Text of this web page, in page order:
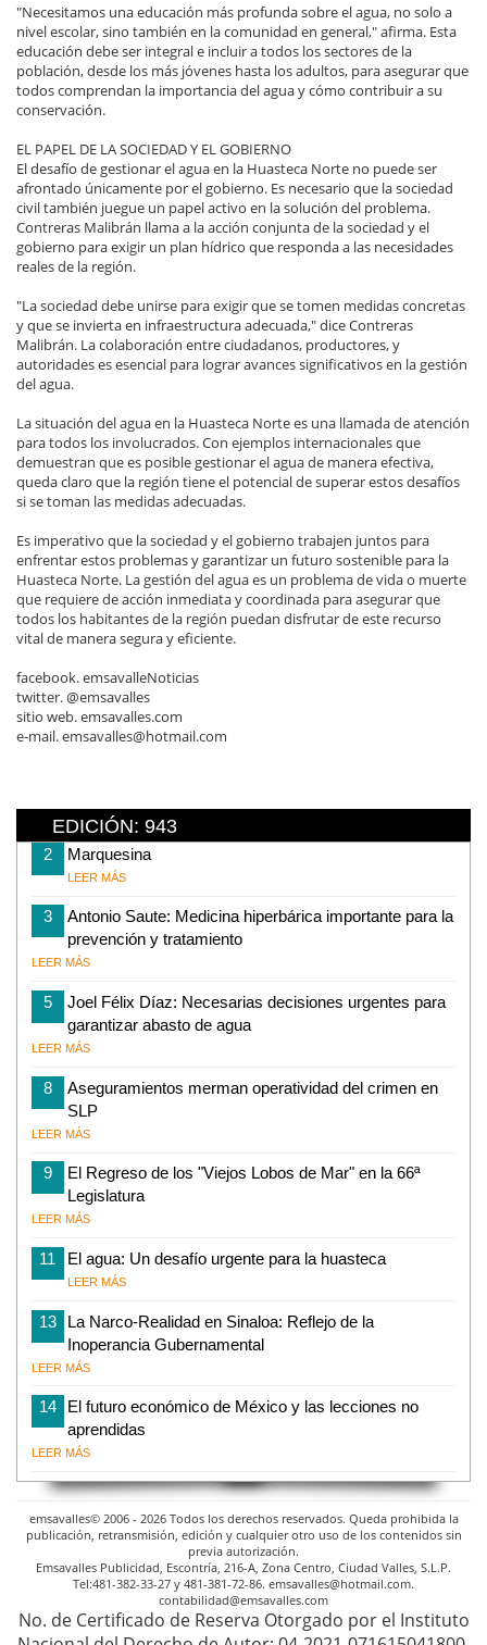
"Necesitamos una educación más profunda sobre el agua, no solo a
nivel escolar, sino también en la comunidad en general," afirma. Esta
educación debe ser integral e incluir a todos los sectores de la
población, desde los más jóvenes hasta los adultos, para asegurar que
todos comprendan la importancia del agua y cómo contribuir a su
conservación.
EL PAPEL DE LA SOCIEDAD Y EL GOBIERNO
El desafío de gestionar el agua en la Huasteca Norte no puede ser
afrontado únicamente por el gobierno. Es necesario que la sociedad
civil también juegue un papel activo en la solución del problema.
Contreras Malibrán llama a la acción conjunta de la sociedad y el
gobierno para exigir un plan hídrico que responda a las necesidades
reales de la región.
"La sociedad debe unirse para exigir que se tomen medidas concretas
y que se invierta en infraestructura adecuada," dice Contreras
Malibrán. La colaboración entre ciudadanos, productores, y
autoridades es esencial para lograr avances significativos en la gestión
del agua.
La situación del agua en la Huasteca Norte es una llamada de atención
para todos los involucrados. Con ejemplos internacionales que
demuestran que es posible gestionar el agua de manera efectiva,
queda claro que la región tiene el potencial de superar estos desafíos
si se toman las medidas adecuadas.
Es imperativo que la sociedad y el gobierno trabajen juntos para
enfrentar estos problemas y garantizar un futuro sostenible para la
Huasteca Norte. La gestión del agua es un problema de vida o muerte
que requiere de acción inmediata y coordinada para asegurar que
todos los habitantes de la región puedan disfrutar de este recurso
vital de manera segura y eficiente.
facebook. emsavalleNoticias
twitter. @emsavalles
sitio web. emsavalles.com
e-mail. emsavalles@hotmail.com
EDICIÓN: 943
2 Marquesina
LEER MÁS
3
Antonio Saute: Medicina hiperbárica importante para la
prevención y tratamiento
LEER MÁS
5
Joel Félix Díaz: Necesarias decisiones urgentes para
garantizar abasto de agua
LEER MÁS
8
Aseguramientos merman operatividad del crimen en
SLP
LEER MÁS
9
El Regreso de los "Viejos Lobos de Mar" en la 66ª
Legislatura
LEER MÁS
11 El agua: Un desafío urgente para la huasteca
LEER MÁS
13
La Narco-Realidad en Sinaloa: Reflejo de la
Inoperancia Gubernamental
LEER MÁS
14
El futuro económico de México y las lecciones no
aprendidas
LEER MÁS
emsavalles© 2006 - 2026 Todos los derechos reservados. Queda prohibida la
publicación, retransmisión, edición y cualquier otro uso de los contenidos sin
previa autorización.
Emsavalles Publicidad, Escontría, 216-A, Zona Centro, Ciudad Valles, S.L.P.
Tel:481-382-33-27 y 481-381-72-86. emsavalles@hotmail.com.
contabilidad@emsavalles.com
No. de Certificado de Reserva Otorgado por el Instituto